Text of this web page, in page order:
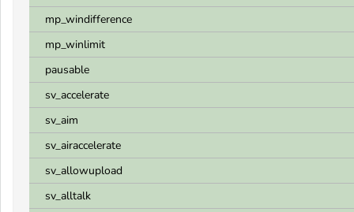
mp_windifference
mp_winlimit
pausable
sv_accelerate
sv_aim
sv_airaccelerate
sv_allowupload
sv_alltalk